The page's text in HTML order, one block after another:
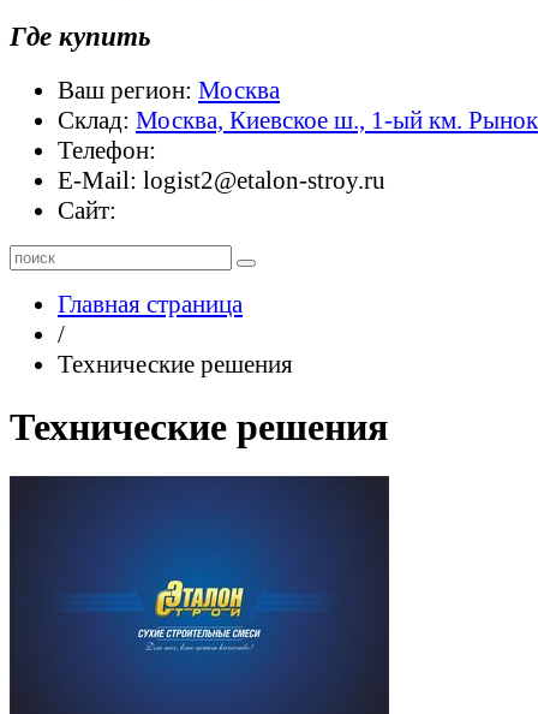
Где купить
Ваш регион: Москва
Склад: Москва, Киевское ш., 1-ый км.
Телефон:
E-Mail: logist2@etalon-stroy.ru
Сайт:
Главная страница
/
Технические решения
Технические решения